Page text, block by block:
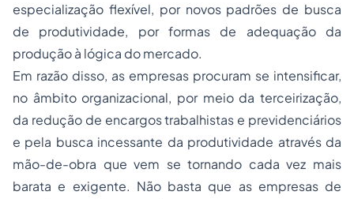
especialização flexível, por novos padrões de busca
de produtividade, por formas de adequação da
produção à lógica do mercado.
Em razão disso, as empresas procuram se intensificar,
no âmbito organizacional, por meio da terceirização,
da redução de encargos trabalhistas e previdenciários
e pela busca incessante da produtividade através da
mão-de-obra que vem se tornando cada vez mais
barata e exigente. Não basta que as empresas de